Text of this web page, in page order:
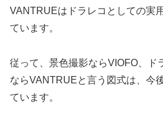
VANTRUEはドラレコとしての実
ています。
従って、景色撮影ならVIOFO、ド
ならVANTRUEと言う図式は、今
ています。